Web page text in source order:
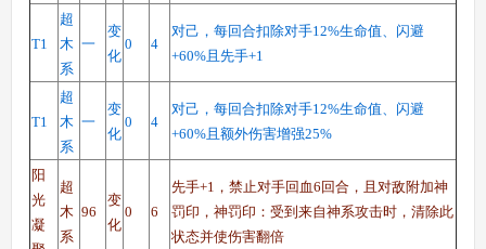
T1
超
木
系
一
变
化
0 4
对己，每回合扣除对手12%生命值、闪避
+60%且先手+1
T1
超
木
系
一
变
化
0 4
对己，每回合扣除对手12%生命值、闪避
+60%且额外伤害增强25%
阳
光
凝
超
木
系
96
变
化
0 6
先手+1，禁止对手回血6回合，且对敌附加神
罚印，神罚印：受到来自神系攻击时，清除此
状态并使伤害翻倍